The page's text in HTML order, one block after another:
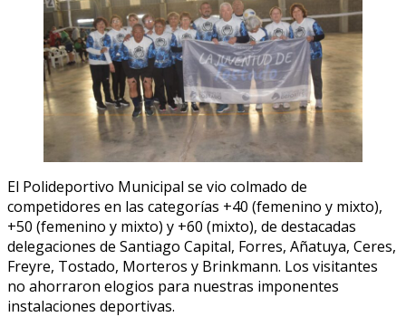
El Polideportivo Municipal se vio colmado de
competidores en las categorías +40 (femenino y mixto),
+50 (femenino y mixto) y +60 (mixto), de destacadas
delegaciones de Santiago Capital, Forres, Añatuya, Ceres,
Freyre, Tostado, Morteros y Brinkmann. Los visitantes
no ahorraron elogios para nuestras imponentes
instalaciones deportivas.